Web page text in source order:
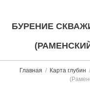
БУРЕНИЕ
Главная Карта глубин